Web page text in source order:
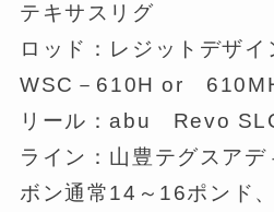
テキサスリグ
ロッド：レジットデザ
WSC－610H or
リール：abu Revo
ライン：山豊テグスア
ボン通常14～16ポンド